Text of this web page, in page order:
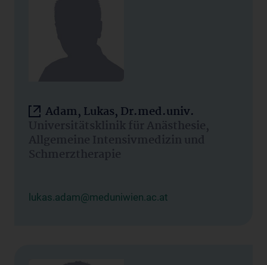
Adam, Lukas, Dr.med.univ.
Universitätsklinik für Anästhesie,
Allgemeine Intensivmedizin und
Schmerztherapie
lukas.adam@meduniwien.ac.at